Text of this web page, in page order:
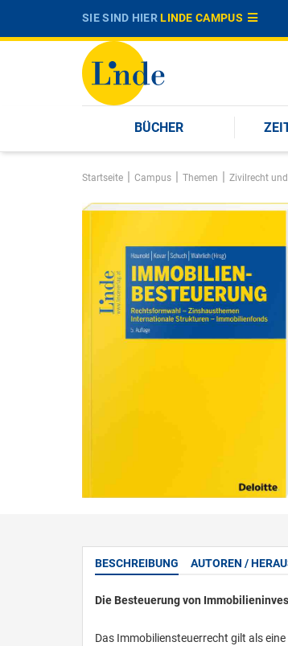
SIE SIND HIERLINDE CAMPUS
BÜCHER
Startseite | Campus | Themen | Zivilrecht
BESCHREIBUNG AUTOREN /
Die Besteuerung von
Das Immobiliensteuerrecht gilt als